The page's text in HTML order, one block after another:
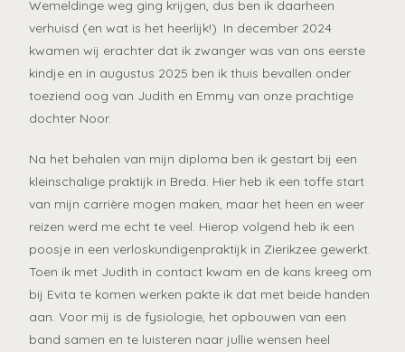
Wemeldinge weg ging krijgen, dus ben ik daarheen
verhuisd (en wat is het heerlijk!). In december 2024
kwamen wij erachter dat ik zwanger was van ons eerste
kindje en in augustus 2025 ben ik thuis bevallen onder
toeziend oog van Judith en Emmy van onze prachtige
dochter Noor.
Na het behalen van mijn diploma ben ik gestart bij een
kleinschalige praktijk in Breda. Hier heb ik een toffe start
van mijn carrière mogen maken, maar het heen en weer
reizen werd me echt te veel. Hierop volgend heb ik een
poosje in een verloskundigenpraktijk in Zierikzee gewerkt.
Toen ik met Judith in contact kwam en de kans kreeg om
bij Evita te komen werken pakte ik dat met beide handen
aan. Voor mij is de fysiologie, het opbouwen van een
band samen en te luisteren naar jullie wensen heel